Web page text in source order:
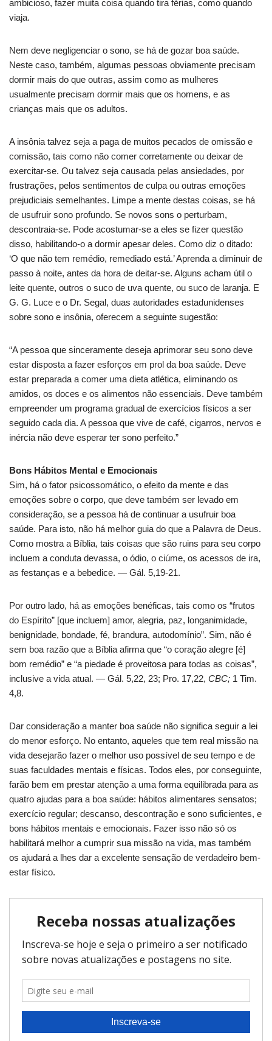
ambicioso, fazer muita coisa quando tira férias, como quando
viaja.
Nem deve negligenciar o sono, se há de gozar boa saúde.
Neste caso, também, algumas pessoas obviamente precisam
dormir mais do que outras, assim como as mulheres
usualmente precisam dormir mais que os homens, e as
crianças mais que os adultos.
A insônia talvez seja a paga de muitos pecados de omissão e
comissão, tais como não comer corretamente ou deixar de
exercitar-se. Ou talvez seja causada pelas ansiedades, por
frustrações, pelos sentimentos de culpa ou outras emoções
prejudiciais semelhantes. Limpe a mente destas coisas, se há
de usufruir sono profundo. Se novos sons o perturbam,
descontraia-se. Pode acostumar-se a eles se fizer questão
disso, habilitando-o a dormir apesar deles. Como diz o ditado:
‘O que não tem remédio, remediado está.’ Aprenda a diminuir de
passo à noite, antes da hora de deitar-se. Alguns acham útil o
leite quente, outros o suco de uva quente, ou suco de laranja. E
G. G. Luce e o Dr. Segal, duas autoridades estadunidenses
sobre sono e insônia, oferecem a seguinte sugestão:
“A pessoa que sinceramente deseja aprimorar seu sono deve
estar disposta a fazer esforços em prol da boa saúde. Deve
estar preparada a comer uma dieta atlética, eliminando os
amidos, os doces e os alimentos não essenciais. Deve também
empreender um programa gradual de exercícios físicos a ser
seguido cada dia. A pessoa que vive de café, cigarros, nervos e
inércia não deve esperar ter sono perfeito.”
Bons Hábitos Mental e Emocionais
Sim, há o fator psicossomático, o efeito da mente e das
emoções sobre o corpo, que deve também ser levado em
consideração, se a pessoa há de continuar a usufruir boa
saúde. Para isto, não há melhor guia do que a Palavra de Deus.
Como mostra a Bíblia, tais coisas que são ruins para seu corpo
incluem a conduta devassa, o ódio, o ciúme, os acessos de ira,
as festanças e a bebedice. — Gál. 5,19-21.
Por outro lado, há as emoções benéficas, tais como os “frutos
do Espírito” [que incluem] amor, alegria, paz, longanimidade,
benignidade, bondade, fé, brandura, autodomínio”. Sim, não é
sem boa razão que a Bíblia afirma que “o coração alegre [é]
bom remédio” e “a piedade é proveitosa para todas as coisas”,
inclusive a vida atual. — Gál. 5,22, 23; Pro. 17,22, CBC; 1 Tim.
4,8.
Dar consideração a manter boa saúde não significa seguir a lei
do menor esforço. No entanto, aqueles que tem real missão na
vida desejarão fazer o melhor uso possível de seu tempo e de
suas faculdades mentais e físicas. Todos eles, por conseguinte,
farão bem em prestar atenção a uma forma equilibrada para as
quatro ajudas para a boa saúde: hábitos alimentares sensatos;
exercício regular; descanso, descontração e sono suficientes, e
bons hábitos mentais e emocionais. Fazer isso não só os
habilitará melhor a cumprir sua missão na vida, mas também
os ajudará a lhes dar a excelente sensação de verdadeiro bem-
estar físico.